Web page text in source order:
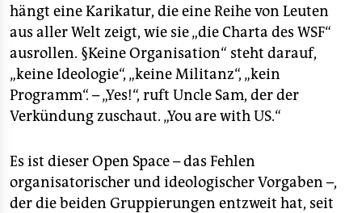
hängt eine Karikatur, die eine Reihe von Leuten
aus aller Welt zeigt, wie sie „die Charta des WSF“
ausrollen. §Keine Organisation“ steht darauf,
„keine Ideologie“, „keine Militanz“, „kein
Programm“. – „Yes!“, ruft Uncle Sam, der der
Verkündung zuschaut. „You are with US.“
Es ist dieser Open Space – das Fehlen
organisatorischer und ideologischer Vorgaben –,
der die beiden Gruppierungen entzweit hat, seit